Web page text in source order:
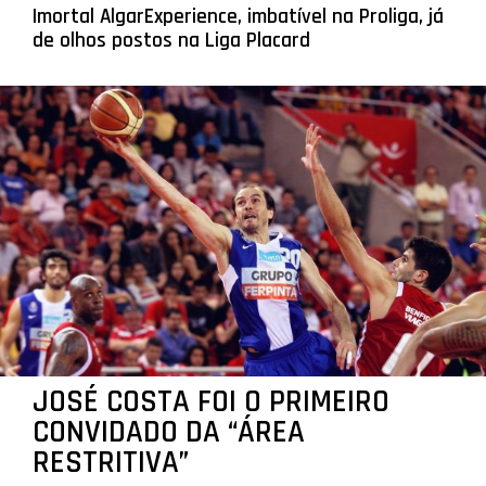
Imortal AlgarExperience, imbatível na Proliga, já
de olhos postos na Liga Placard
JOSÉ COSTA FOI O PRIMEIRO
CONVIDADO DA “ÁREA
RESTRITIVA”